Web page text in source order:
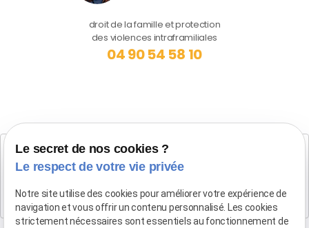
droit de la famille et protection
des violences intraframiliales
04 90 54 58 10
Cabinet SALON DE PROVENCE
Maître Patrice HUMBERT
282 Boulevard Foch
13300 SALON-DE-PROVENCE
Le secret de nos cookies ?
Le respect de votre vie privée
Notre site utilise des cookies pour améliorer votre expérience de
navigation et vous offrir un contenu personnalisé. Les cookies
strictement nécessaires sont essentiels au fonctionnement de